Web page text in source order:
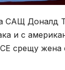
САЩ Доналд
и с
срещу